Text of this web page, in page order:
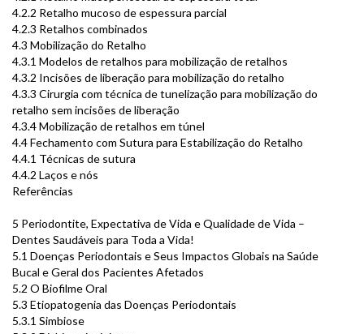
4.2.2 Retalho mucoso de espessura parcial
4.2.3 Retalhos combinados
4.3 Mobilização do Retalho
4.3.1 Modelos de retalhos para mobilização de retalhos
4.3.2 Incisões de liberação para mobilização do retalho
4.3.3 Cirurgia com técnica de tunelização para mobilização do
retalho sem incisões de liberação
4.3.4 Mobilização de retalhos em túnel
4.4 Fechamento com Sutura para Estabilização do Retalho
4.4.1 Técnicas de sutura
4.4.2 Laços e nós
Referências
5 Periodontite, Expectativa de Vida e Qualidade de Vida –
Dentes Saudáveis para Toda a Vida!
5.1 Doenças Periodontais e Seus Impactos Globais na Saúde
Bucal e Geral dos Pacientes Afetados
5.2 O Biofilme Oral
5.3 Etiopatogenia das Doenças Periodontais
5.3.1 Simbiose